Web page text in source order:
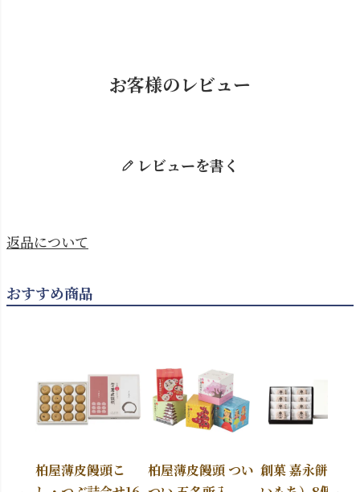
お客様のレビュー
レビューを書く
返品について
おすすめ商品
柏屋薄皮饅頭こ
柏屋薄皮饅頭 つい 創菓 嘉永餅（か